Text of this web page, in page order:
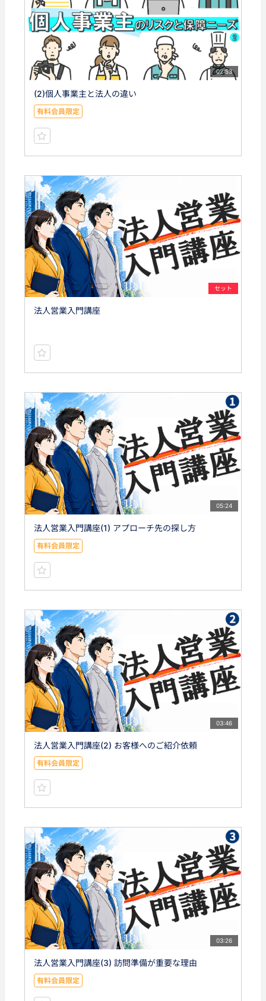
02:53
(2)個人事業主と法人の違い
有料会員限定
セット
法人営業入門講座
05:24
法人営業入門講座(1) アプローチ先の探し方
有料会員限定
03:46
法人営業入門講座(2) お客様へのご紹介依頼
有料会員限定
03:26
法人営業入門講座(3) 訪問準備が重要な理由
有料会員限定